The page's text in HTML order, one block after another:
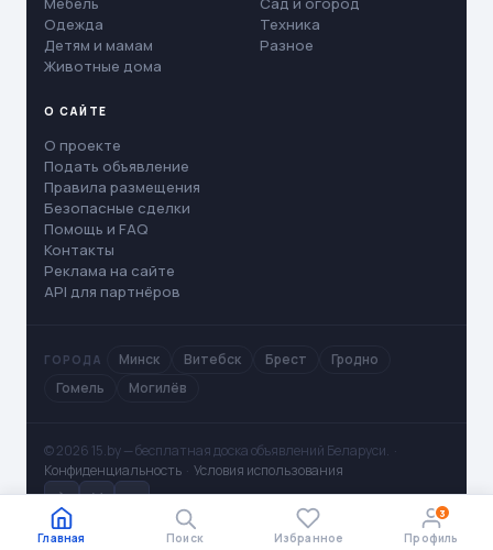
Главная Поиск Избранное
3
Профиль
Одежда
Детям и мамам
Животные дома
Техника
Разное
О САЙТЕ
О проекте
Подать объявление
Правила размещения
Безопасные сделки
Помощь и FAQ
Контакты
Реклама на сайте
API для партнёров
ГОРОДА Минск Витебск Брест
Гродно
Гомель
Могилёв
© 2026 15.by — бесплатная доска объявлений Беларуси. ·
Конфиденциальность · Условия использования
✈ V ◻